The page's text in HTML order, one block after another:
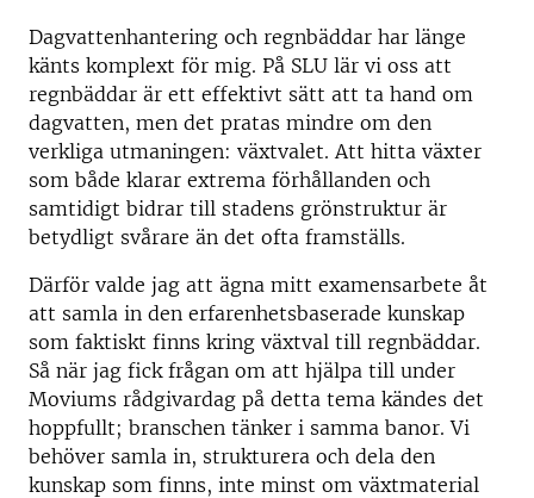
Dagvattenhantering och regnbäddar har länge
känts komplext för mig. På SLU lär vi oss att
regnbäddar är ett effektivt sätt att ta hand om
dagvatten, men det pratas mindre om den
verkliga utmaningen: växtvalet. Att hitta växter
som både klarar extrema förhållanden och
samtidigt bidrar till stadens grönstruktur är
betydligt svårare än det ofta framställs.
Därför valde jag att ägna mitt examensarbete åt
att samla in den erfarenhetsbaserade kunskap
som faktiskt finns kring växtval till regnbäddar.
Så när jag fick frågan om att hjälpa till under
Moviums rådgivardag på detta tema kändes det
hoppfullt; branschen tänker i samma banor. Vi
behöver samla in, strukturera och dela den
kunskap som finns, inte minst om växtmaterial